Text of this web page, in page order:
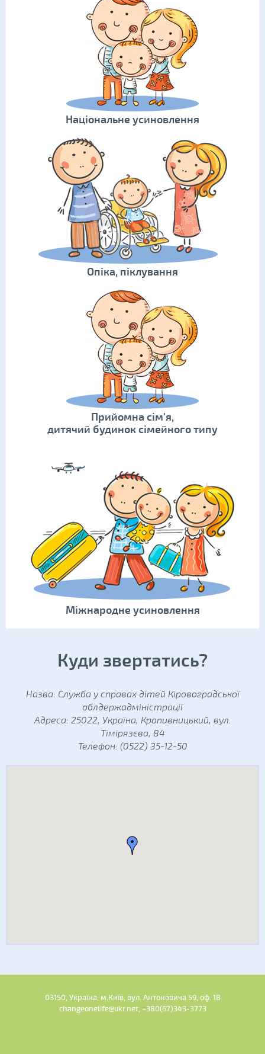
Національне усиновлення
Опіка, піклування
Прийомна сім'я,
дитячий будинок сімейного типу
Міжнародне усиновлення
Куди звертатись?
Назва: Служба у справах дітей Кіровоградської
облдержадміністрації
Адреса: 25022, Україна, Кропивницький, вул.
Тімірязєва, 84
Телефон: (0522) 35-12-50
03150, Україна, м.Київ, вул. Антоновича 59, оф. 18
changeonelife@ukr.net, +380(67)343-3773